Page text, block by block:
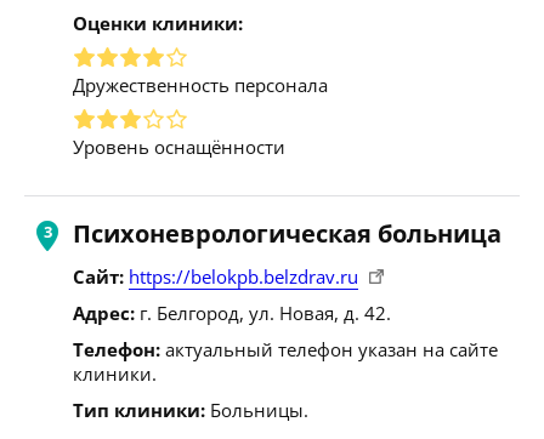
Оценки клиники:
Дружественность персонала
Уровень оснащённости
Психоневрологическая больница
Сайт: https://belokpb.belzdrav.ru
Адрес: г. Белгород, ул. Новая, д. 42.
Телефон: актуальный телефон указан на сайте
клиники.
Тип клиники: Больницы.